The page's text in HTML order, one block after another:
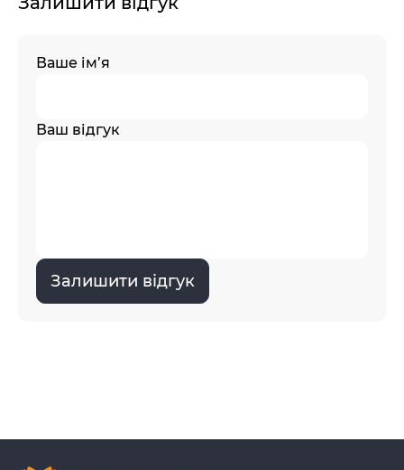
Ваше ім’я
Ваш відгук
Залишити відгук